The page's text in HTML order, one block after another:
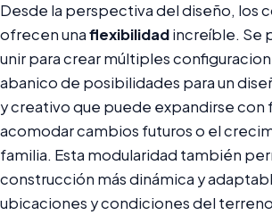
Desde la perspectiva del diseño, los
ofrecen unaflexibilidadincreíble. Se
unir para crear múltiples
abanico de posibilidades para un
y creativo que puede expandirse con
acomodar cambios futuros o el
familia. Esta modularidad también
construcción más dinámica y
ubicaciones y condiciones del